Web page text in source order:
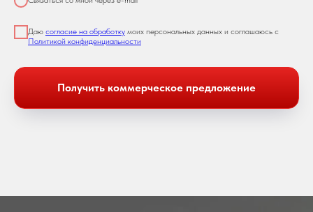
Даю согласие на обработку моих персональных данных и соглашаюсь с
Политикой конфиденциальности
Получить коммерческое предложение